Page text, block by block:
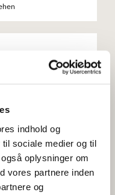
indhold og
sociale medier og til
oplysninger om
vores partnere inden
og